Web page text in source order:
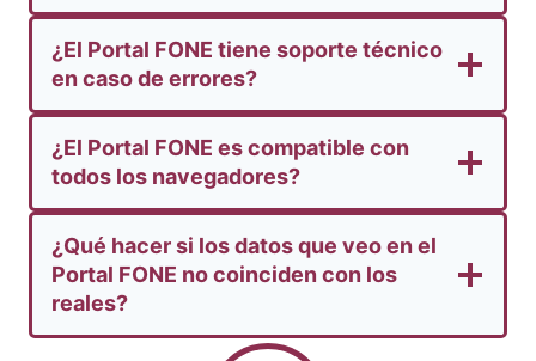
¿El Portal FONE tiene soporte técnico
en caso de errores?
¿El Portal FONE es compatible con
todos los navegadores?
¿Qué hacer si los datos que veo en el
Portal FONE no coinciden con los
reales?